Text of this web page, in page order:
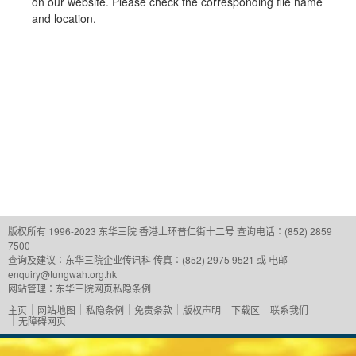
and location.
版权所有 1996-2023 东华三院香港上环普仁街十二号 查询电话：(852) 2859
7500
查询及建议： 东华三院企业传讯科传真：(852) 2975 9521 或 电邮
enquiry@tungwah.org.hk
网站管理： 东华三院网页私隐条例
主页
网站地图 私隐条例 免责条款 版权声明 下载区
联系我们
无障碍网页